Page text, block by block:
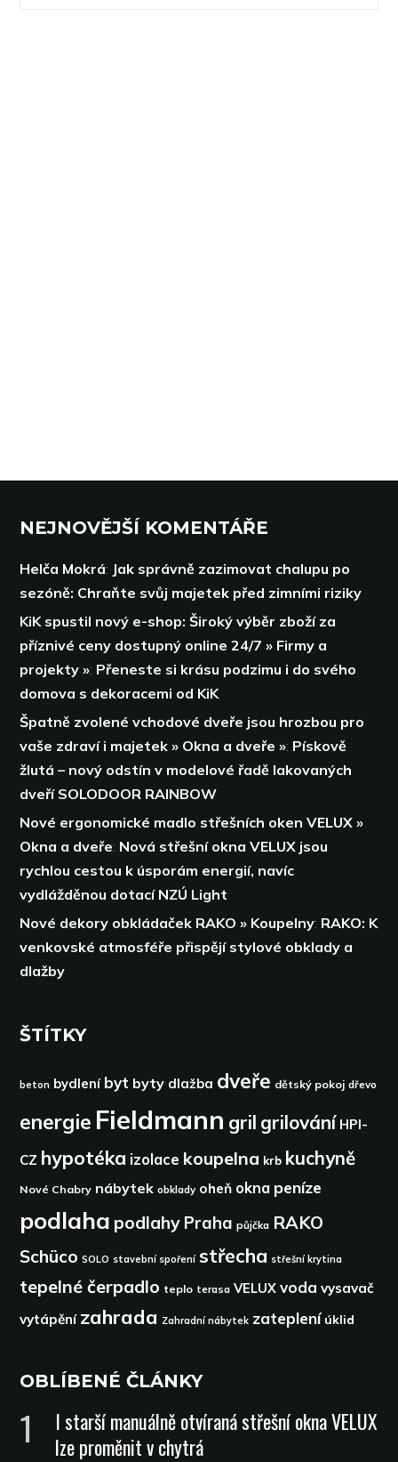
NEJNOVĚJŠÍ KOMENTÁŘE
Helča Mokrá: Jak správně zazimovat chalupu po
sezóně: Chraňte svůj majetek před zimními riziky
KiK spustil nový e-shop: Široký výběr zboží za
příznivé ceny dostupný online 24/7 » Firmy a
projekty »: Přeneste si krásu podzimu i do svého
domova s dekoracemi od KiK
Špatně zvolené vchodové dveře jsou hrozbou pro
vaše zdraví i majetek » Okna a dveře »: Pískově
žlutá – nový odstín v modelové řadě lakovaných
dveří SOLODOOR RAINBOW
Nové ergonomické madlo střešních oken VELUX »
Okna a dveře: Nová střešní okna VELUX jsou
rychlou cestou k úsporám energií, navíc
vydlážděnou dotací NZÚ Light
Nové dekory obkládaček RAKO » Koupelny: RAKO: K
venkovské atmosféře přispějí stylové obklady a
dlažby
ŠTÍTKY
beton bydlení byt byty dlažba dveře dětský pokoj dřevo
energie Fieldmann gril grilování HPI-
CZ hypotéka izolace koupelna krb kuchyně
Nové Chabry nábytek obklady oheň okna peníze
podlaha podlahy Praha půjčka RAKO
Schüco SOLO stavební spoření střecha střešní krytina
tepelné čerpadlo teplo terasa VELUX voda vysavač
vytápění zahrada Zahradní nábytek zateplení úklid
OBLÍBENÉ ČLÁNKY
I starší manuálně otvíraná střešní okna VELUX
lze proměnit v chytrá